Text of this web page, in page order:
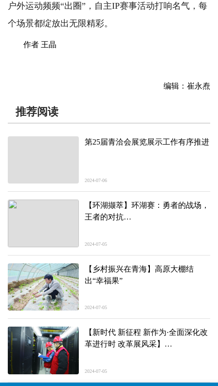
户外运动频频“出圈”，自主IP赛事活动打响名气，每
个场景都绽放出无限精彩。
作者 王晶
编辑：崔永焘
推荐阅读
第25届青洽会展览展示工作有序推进
2024-07-06
【环湖撷萃】环湖赛：勇者的战场，
王者的对抗
2024-07-05
【乡村振兴在青海】高原大棚结
出“幸福果”
2024-07-05
【新时代 新征程 新作为·全面深化改
革进行时 改革展风采】
——记第三届青海省改革创新奖创新
2024-07-05